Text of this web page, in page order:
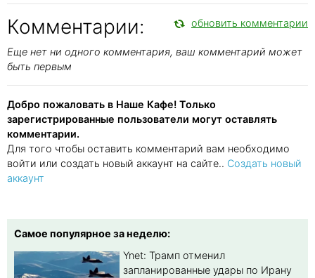
Комментарии: обновить комментарии
Еще нет ни одного комментария, ваш комментарий может
быть первым
Добро пожаловать в Наше Кафе! Только
зарегистрированные пользователи могут оставлять
комментарии.
Для того чтобы оставить комментарий вам необходимо
войти или создать новый аккаунт на сайте.. Создать новый
аккаунт
Самое популярное за неделю:
Ynet: Трамп отменил
запланированные удары по Ирану